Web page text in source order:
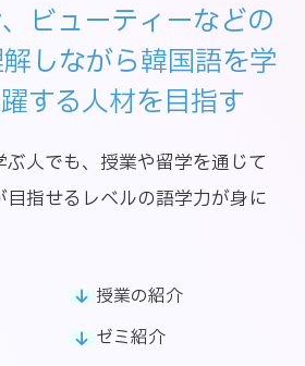
ビューティーなどの
しながら韓国語を学
する人材を目指す
人でも、授業や留学を通じて
指せるレベルの語学力が身に
授業の紹介
ゼミ紹介